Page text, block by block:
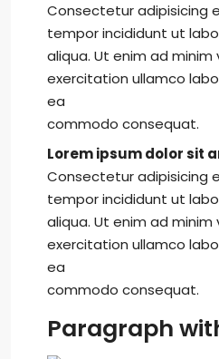
Consectetur adipisicing
tempor incididunt ut
aliqua. Ut enim ad minim
exercitation ullamco
ea
commodo consequat.
Lorem ipsum dolor sit
Consectetur adipisicing
tempor incididunt ut
aliqua. Ut enim ad minim
exercitation ullamco
ea
commodo consequat.
Paragraph